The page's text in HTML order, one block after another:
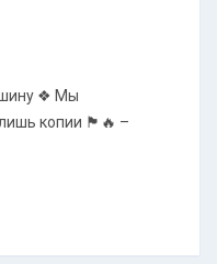
❖ Мы
копии 🏴🔥 –